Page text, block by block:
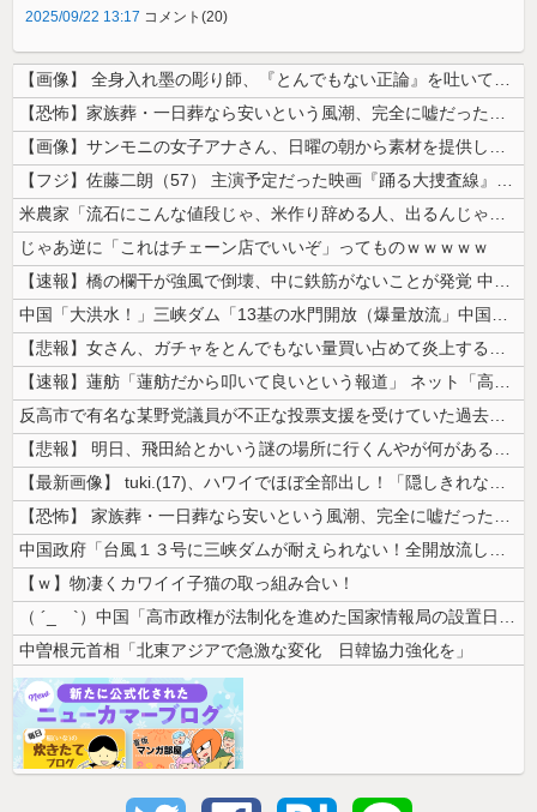
2025/09/22 13:17 コメント(20)
【画像】 全身入れ墨の彫り師、『とんでもない正論』を吐いて30万再生さ...
【恐怖】家族葬・一日葬なら安いという風潮、完全に嘘だった・・・・
【画像】サンモニの女子アナさん、日曜の朝から素材を提供してしまう
【フジ】佐藤二朗（57） 主演予定だった映画『踊る大捜査線』スピンオフ...
米農家「流石にこんな値段じゃ、米作り辞める人、出るんじゃないかなあ？？...
じゃあ逆に「これはチェーン店でいいぞ」ってものｗｗｗｗｗ
【速報】橋の欄干が強風で倒壊、中に鉄筋がないことが発覚 中国当局「接着...
中国「大洪水！」三峡ダム「13基の水門開放（爆量放流」中国都市「三峡上...
【悲報】女さん、ガチャをとんでもない量買い占めて炎上するｗｗｗｗ
【速報】蓮舫「蓮舫だから叩いて良いという報道」 ネット「高市だから叩い...
反高市で有名な某野党議員が不正な投票支援を受けていた過去が発掘、「説明...
【悲報】 明日、飛田給とかいう謎の場所に行くんやが何があるんや????...
【最新画像】 tuki.(17)、ハワイでほぼ全部出し！「隠しきれない...
【恐怖】 家族葬・一日葬なら安いという風潮、完全に嘘だった・・・・
中国政府「台風１３号に三峡ダムが耐えられない！全開放流しろ！」⇒ 下流...
【ｗ】物凄くカワイイ子猫の取っ組み合い！
（ ´_ゝ`）中国「高市政権が法制化を進めた国家情報局の設置日が7月3...
中曽根元首相「北東アジアで急激な変化 日韓協力強化を」